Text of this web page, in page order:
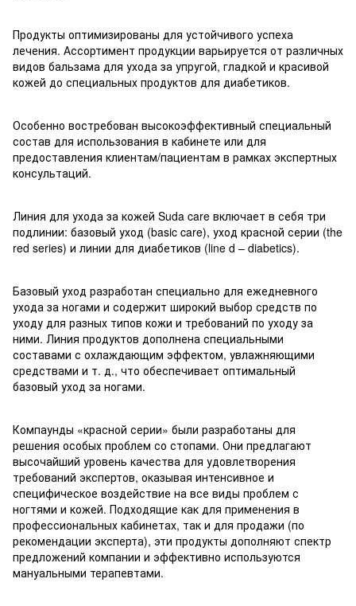
Продукты оптимизированы для устойчивого успеха
лечения. Ассортимент продукции варьируется от различных
видов бальзама для ухода за упругой, гладкой и красивой
кожей до специальных продуктов для диабетиков.
Особенно востребован высокоэффективный специальный
состав для использования в кабинете или для
предоставления клиентам/пациентам в рамках экспертных
консультаций.
Линия для ухода за кожей Suda care включает в себя три
подлинии: базовый уход (basic care), уход красной серии (the
red series) и линии для диабетиков (line d – diabetics).
Базовый уход разработан специально для ежедневного
ухода за ногами и содержит широкий выбор средств по
уходу для разных типов кожи и требований по уходу за
ними. Линия продуктов дополнена специальными
составами с охлаждающим эффектом, увлажняющими
средствами и т. д., что обеспечивает оптимальный
базовый уход за ногами.
Компаунды «красной серии» были разработаны для
решения особых проблем со стопами. Они предлагают
высочайший уровень качества для удовлетворения
требований экспертов, оказывая интенсивное и
специфическое воздействие на все виды проблем с
ногтями и кожей. Подходящие как для применения в
профессиональных кабинетах, так и для продажи (по
рекомендации эксперта), эти продукты дополняют спектр
предложений компании и эффективно используются
мануальными терапевтами.